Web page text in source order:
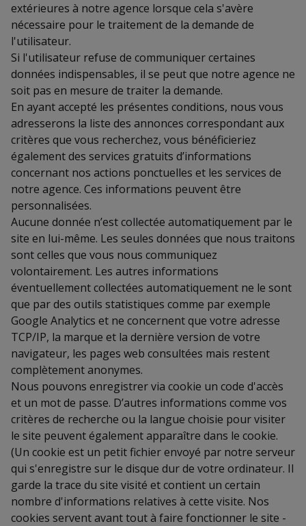
extérieures à notre agence lorsque cela s'avère
nécessaire pour le traitement de la demande de
l'utilisateur.
Si l'utilisateur refuse de communiquer certaines
données indispensables, il se peut que notre agence ne
soit pas en mesure de traiter la demande.
En ayant accepté les présentes conditions, nous vous
adresserons la liste des annonces correspondant aux
critères que vous recherchez, vous bénéficieriez
également des services gratuits d’informations
concernant nos actions ponctuelles et les services de
notre agence. Ces informations peuvent être
personnalisées.
Aucune donnée n’est collectée automatiquement par le
site en lui-même. Les seules données que nous traitons
sont celles que vous nous communiquez
volontairement. Les autres informations
éventuellement collectées automatiquement ne le sont
que par des outils statistiques comme par exemple
Google Analytics et ne concernent que votre adresse
TCP/IP, la marque et la dernière version de votre
navigateur, les pages web consultées mais restent
complètement anonymes.
Nous pouvons enregistrer via cookie un code d'accès
et un mot de passe. D’autres informations comme vos
critères de recherche ou la langue choisie pour visiter
le site peuvent également apparaître dans le cookie.
(Un cookie est un petit fichier envoyé par notre serveur
qui s'enregistre sur le disque dur de votre ordinateur. Il
garde la trace du site visité et contient un certain
nombre d'informations relatives à cette visite. Nos
cookies servent avant tout à faire fonctionner le site -